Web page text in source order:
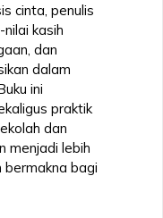
cinta, penulis
kasih
dan
dalam
ini
praktik
dan
menjadi lebih
bermakna bagi